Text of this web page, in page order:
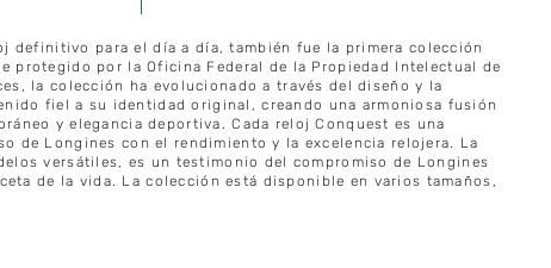
definitivo para el día a día, también fue la primera colección
protegido por la Oficina Federal de la Propiedad Intelectual de
la colección ha evolucionado a través del diseño y la
fiel a su identidad original, creando una armoniosa fusión
y elegancia deportiva. Cada reloj Conquest es una
de Longines con el rendimiento y la excelencia relojera. La
versátiles, es un testimonio del compromiso de Longines
de la vida. La colección está disponible en varios tamaños,